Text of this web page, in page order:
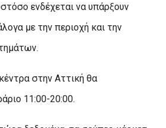
ενδέχεται να υπάρξουν
με την περιοχή και την
στην Αττική θα
11:00-20:00.